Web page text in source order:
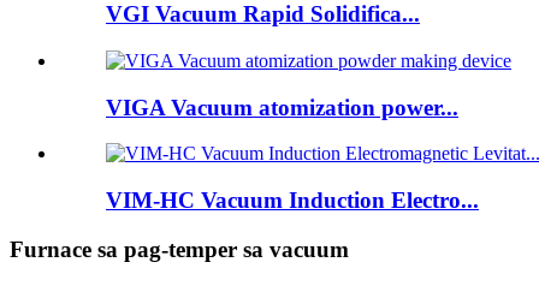
VGI Vacuum Rapid Solidifica...
VIGA Vacuum atomization power...
VIM-HC Vacuum Induction Electro...
Furnace sa pag-temper sa vacuum